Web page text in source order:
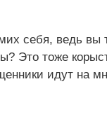
себя, ведь
Это тоже
идут на